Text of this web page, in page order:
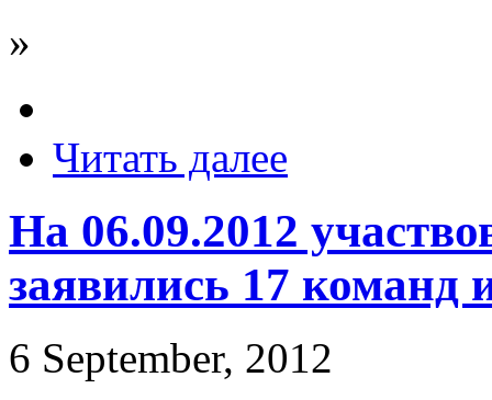
»
Читать далее
На 06.09.2012
заявились 17 команд
6 September, 2012